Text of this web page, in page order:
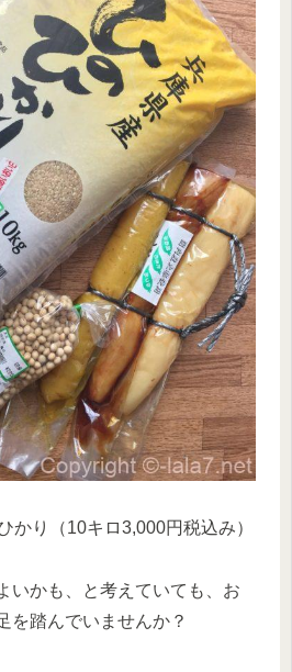
り（10キロ3,000円税込み）
いかも、と考えていても、お
を踏んでいませんか？